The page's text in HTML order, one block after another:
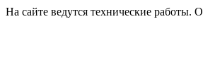
На сайте ведутся технические